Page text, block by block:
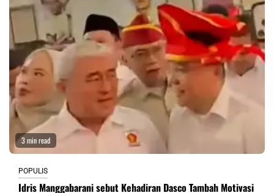
3 min read
POPULIS
Idris Manggabarani sebut Kehadiran Dasco Tambah Motivasi